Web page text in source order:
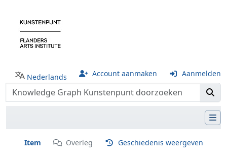
Nederlands Account aanmaken Aanmelden
Item Overleg Geschiedenis weergeven